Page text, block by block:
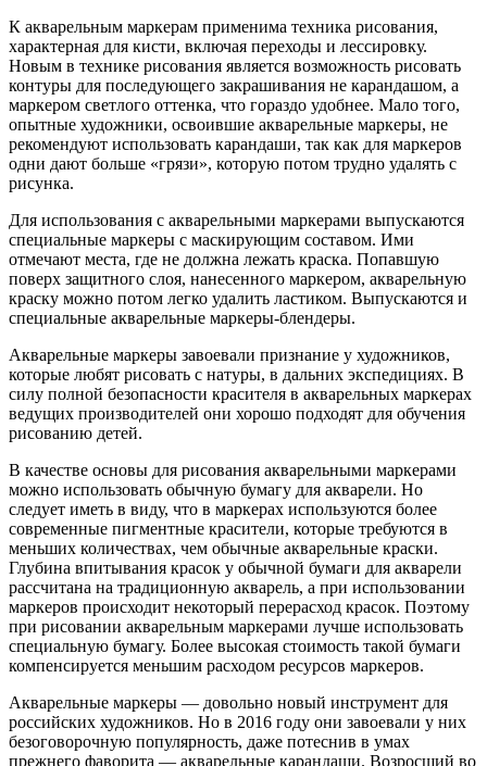
К акварельным маркерам применима техника рисования,
характерная для кисти, включая переходы и лессировку.
Новым в технике рисования является возможность рисовать
контуры для последующего закрашивания не карандашом, а
маркером светлого оттенка, что гораздо удобнее. Мало того,
опытные художники, освоившие акварельные маркеры, не
рекомендуют использовать карандаши, так как для маркеров
одни дают больше «грязи», которую потом трудно удалять с
рисунка.
Для использования с акварельными маркерами выпускаются
специальные маркеры с маскирующим составом. Ими
отмечают места, где не должна лежать краска. Попавшую
поверх защитного слоя, нанесенного маркером, акварельную
краску можно потом легко удалить ластиком. Выпускаются и
специальные акварельные маркеры-блендеры.
Акварельные маркеры завоевали признание у художников,
которые любят рисовать с натуры, в дальних экспедициях. В
силу полной безопасности красителя в акварельных маркерах
ведущих производителей они хорошо подходят для обучения
рисованию детей.
В качестве основы для рисования акварельными маркерами
можно использовать обычную бумагу для акварели. Но
следует иметь в виду, что в маркерах используются более
современные пигментные красители, которые требуются в
меньших количествах, чем обычные акварельные краски.
Глубина впитывания красок у обычной бумаги для акварели
рассчитана на традиционную акварель, а при использовании
маркеров происходит некоторый перерасход красок. Поэтому
при рисовании акварельным маркерами лучше использовать
специальную бумагу. Более высокая стоимость такой бумаги
компенсируется меньшим расходом ресурсов маркеров.
Акварельные маркеры — довольно новый инструмент для
российских художников. Но в 2016 году они завоевали у них
безоговорочную популярность, даже потеснив в умах
прежнего фаворита — акварельные карандаши. Возросший во